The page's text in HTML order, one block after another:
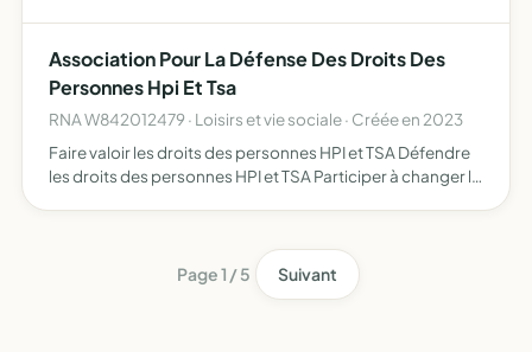
Association Pour La Défense Des Droits Des
Personnes Hpi Et Tsa
RNA W842012479 · Loisirs et vie sociale · Créée en 2023
Faire valoir les droits des personnes HPI et TSA Défendre
les droits des personnes HPI et TSA Participer à changer la
Page 1 / 5 Suivant